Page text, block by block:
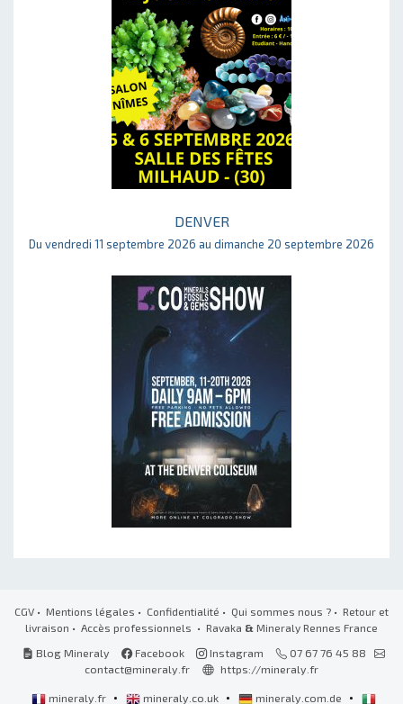
DENVER
Du vendredi 11 septembre 2026 au dimanche 20 septembre 2026
CGV • Mentions légales • Confidentialité • Qui sommes nous ? • Retour et
livraison • Accès professionnels • Ravaka & Mineraly Rennes France
Blog Mineraly
Facebook Instagram
07 67 76 45 88
contact@mineraly.fr
https://mineraly.fr
mineraly.fr • mineraly.co.uk • mineraly.com.de •